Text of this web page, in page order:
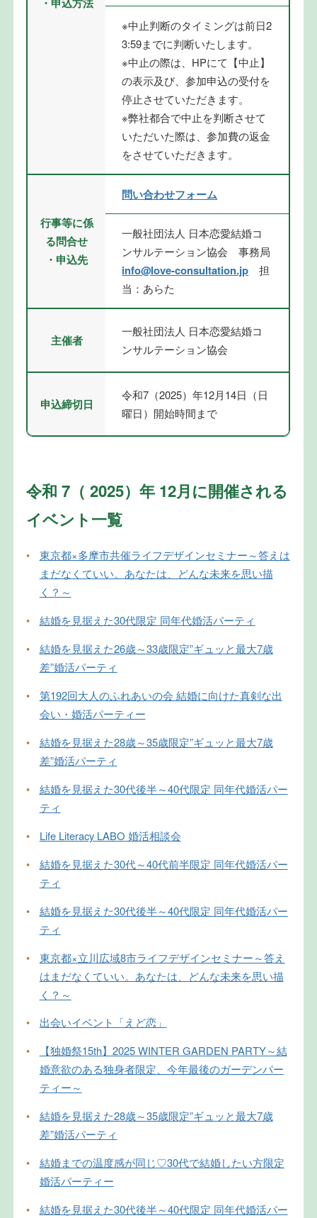
※中止判断のタイミングは前日2
3:59までに判断いたします。
※中止の際は、HPにて【中止】
の表示及び、参加申込の受付を
停止させていただきます。
※弊社都合で中止を判断させて
いただいた際は、参加費の返金
をさせていただきます。
行事等に係
る問合せ
・申込先
問い合わせフォーム
一般社団法人 日本恋愛結婚コ
ンサルテーション協会 事務局
info@love-consultation.jp 担
当：あらた
主催者
一般社団法人 日本恋愛結婚コ
ンサルテーション協会
申込締切日
令和7（2025）年12月14日（日
曜日）開始時間まで
令和 7（ 2025）年 12月に開催される
イベント一覧
•
東京都×多摩市共催ライフデザインセミナー～答えは
まだなくていい。あなたは、どんな未来を思い描
く？～
•
結婚を見据えた30代限定 同年代婚活パーティ
•
結婚を見据えた26歳～33歳限定”ギュッと最大7歳
差”婚活パーティ
•
第192回大人のふれあいの会 結婚に向けた真剣な出
会い・婚活パーティー
•
結婚を見据えた28歳～35歳限定”ギュッと最大7歳
差”婚活パーティ
•
結婚を見据えた30代後半～40代限定 同年代婚活パー
ティ
•
Life Literacy LABO 婚活相談会
•
結婚を見据えた30代～40代前半限定 同年代婚活パー
ティ
•
結婚を見据えた30代後半～40代限定 同年代婚活パー
ティ
•
東京都×立川広域8市ライフデザインセミナー～答え
はまだなくていい。あなたは、どんな未来を思い描
く？～
•
出会いイベント「えど恋」
•
【独婚祭15th】2025 WINTER GARDEN PARTY～結
婚意欲のある独身者限定、今年最後のガーデンパー
ティー～
•
結婚を見据えた28歳～35歳限定”ギュッと最大7歳
差”婚活パーティ
•
結婚までの温度感が同じ♡30代で結婚したい方限定
婚活パーティー
•
結婚を見据えた30代後半～40代限定 同年代婚活パー